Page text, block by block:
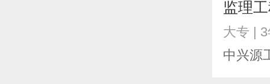
监理
大专 |
中兴源